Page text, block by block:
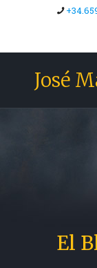
José
El